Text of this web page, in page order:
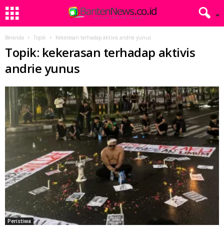
Beranda Topik Kekerasan terhadap aktivis andrie yunus
Topik: kekerasan terhadap aktivis
andrie yunus
Peristiwa